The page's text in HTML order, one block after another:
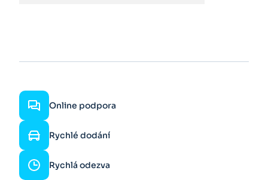
Online podpora
Rychlé dodání
Rychlá odezva